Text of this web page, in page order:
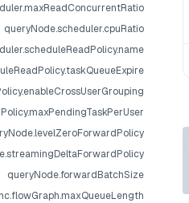
queryNode.scheduler.cpuRatio
queryNode.forwardBatchSize